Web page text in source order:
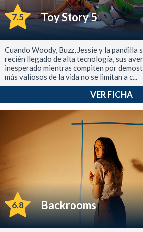
7.5 Toy Story 5
Cuando Woody, Buzz, Jessie y la pandilla
recién llegado de alta tecnología, sus
inesperado mientras compiten por
más valiosos de la vida no se limitan a c...
VER FICHA
6.8 Backrooms